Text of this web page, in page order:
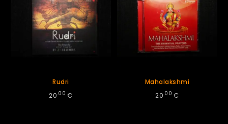
Rudri
20.00 €
Mahalakshmi
20.00 €